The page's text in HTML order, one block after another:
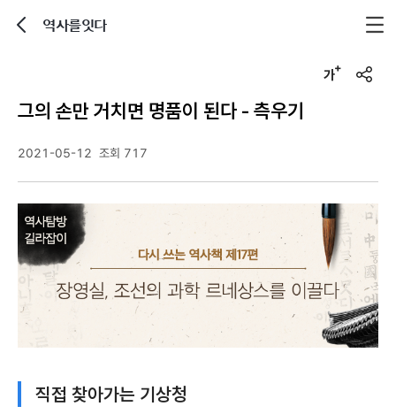
역사를잇다
u
그의 손만 거치면 명품이 된다 - 측우기
2021-05-12 조회 717
직접 찾아가는 기상청